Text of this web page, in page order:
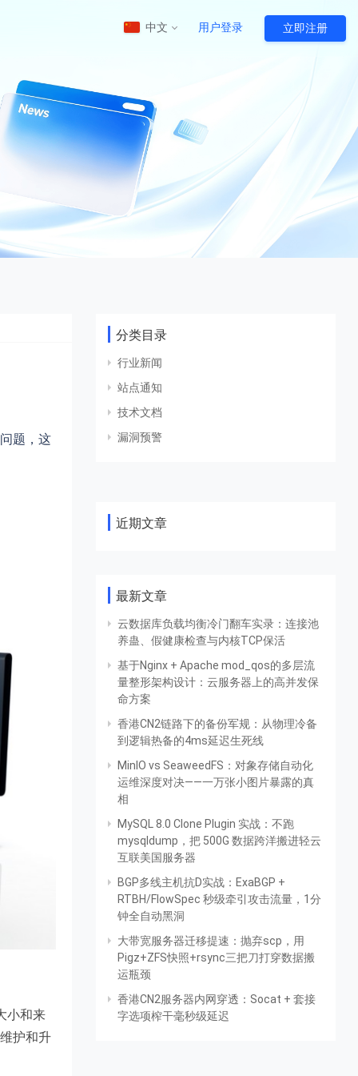
江苏云挂机宝
江苏镇江BGP云电脑
中文 用户登录 立即注册
题，这
小和来
护和升
分类目录
行业新闻
站点通知
技术文档
漏洞预警
近期文章
最新文章
云数据库负载均衡冷门翻车实录：连接池
养蛊、假健康检查与内核TCP保活
基于Nginx + Apache mod_qos的多层流
量整形架构设计：云服务器上的高并发保
命方案
香港CN2链路下的备份军规：从物理冷备
到逻辑热备的4ms延迟生死线
MinIO vs SeaweedFS：对象存储自动化
运维深度对决——一万张小图片暴露的真
相
MySQL 8.0 Clone Plugin 实战：不跑
mysqldump，把 500G 数据跨洋搬进轻云
互联美国服务器
BGP多线主机抗D实战：ExaBGP +
RTBH/FlowSpec 秒级牵引攻击流量，1分
钟全自动黑洞
大带宽服务器迁移提速：抛弃scp，用
Pigz+ZFS快照+rsync三把刀打穿数据搬
运瓶颈
香港CN2服务器内网穿透：Socat + 套接
字选项榨干毫秒级延迟